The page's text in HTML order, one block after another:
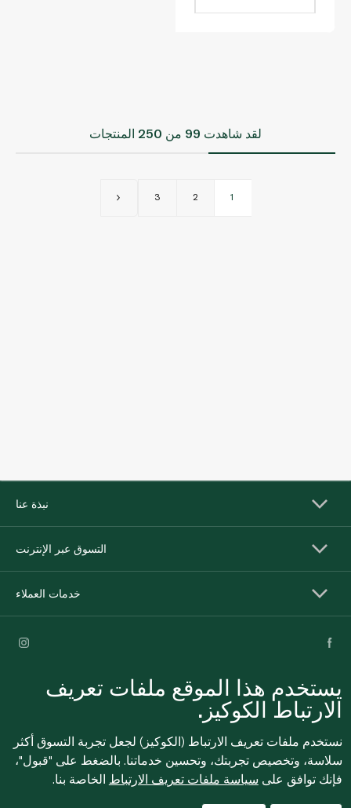
لقد شاهدت 99 من 250 المنتجات
1
2
3
نبذة عنا
التسوق عبر الإنترنت
خدمات العملاء
للإبلاغ بشكل مجهول عن أي مخاوف تتعلق بمخالفة القوانين
واللوائح أو الاشتباه في الاحتيال أو الفساد، يرجى إرسال بريد
ethics@spinneys.com
يستخدم هذا الموقع ملفات تعريف
الارتباط الكوكيز.
نستخدم ملفات تعريف الارتباط (الكوكيز) لجعل تجربة التسوق أكثر
سلاسة، وتخصيص تجربتك، وتحسين خدماتنا. بالضغط على "قبول"،
فإنك توافق على سياسة ملفات تعريف الارتباط الخاصة بنا.